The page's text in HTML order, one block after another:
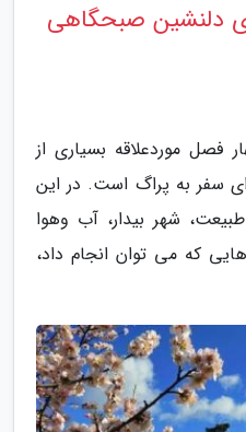
دلنشین صبحگاهی
فصل موردعلاقه بسیاری از
سفر به پراگ است. در این
شهر بیدار، آب وهوا
که می توان انجام داد،